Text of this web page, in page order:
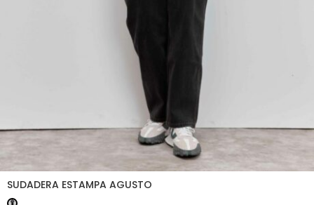
SUDADERA ESTAMPA AGUSTO